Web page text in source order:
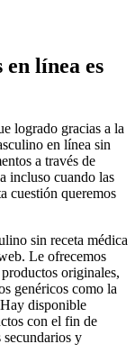
línea es
logrado gracias a la
en línea sin
a través de
incluso cuando las
cuestión queremos
sin receta médica
Le ofrecemos
originales,
genéricos como la
disponible
con el fin de
secundarios y